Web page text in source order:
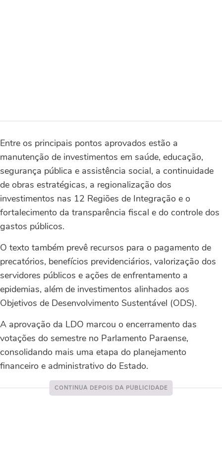
Entre os principais pontos aprovados estão a
manutenção de investimentos em saúde, educação,
segurança pública e assistência social, a continuidade
de obras estratégicas, a regionalização dos
investimentos nas 12 Regiões de Integração e o
fortalecimento da transparência fiscal e do controle dos
gastos públicos.
O texto também prevê recursos para o pagamento de
precatórios, benefícios previdenciários, valorização dos
servidores públicos e ações de enfrentamento a
epidemias, além de investimentos alinhados aos
Objetivos de Desenvolvimento Sustentável (ODS).
A aprovação da LDO marcou o encerramento das
votações do semestre no Parlamento Paraense,
consolidando mais uma etapa do planejamento
financeiro e administrativo do Estado.